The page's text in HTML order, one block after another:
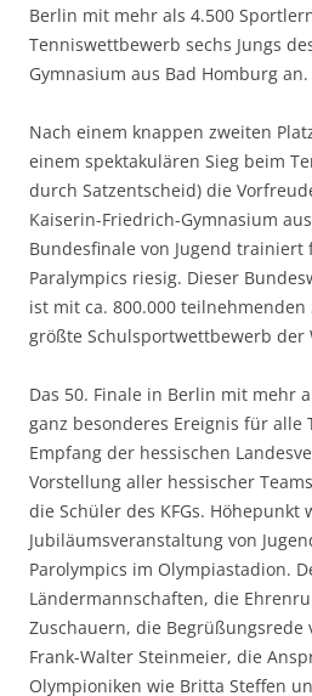
Berlin mit mehr als 4.500
Tenniswettbewerb sechs Jungs
Gymnasium aus Bad Homburg an.
Nach einem knappen zweiten
einem spektakulären Sieg beim
durch Satzentscheid) die
Kaiserin-Friedrich-Gymnasium
Bundesfinale von Jugend trainiert
Paralympics riesig. Dieser
ist mit ca. 800.000
größte Schulsportwettbewerb der
Das 50. Finale in Berlin mit mehr
ganz besonderes Ereignis für alle
Empfang der hessischen
Vorstellung aller hessischer
die Schüler des KFGs. Höhepunkt
Jubiläumsveranstaltung von
Parolympics im Olympiastadion.
Ländermannschaften, die
Zuschauern, die Begrüßungsrede
Frank-Walter Steinmeier, die
Olympioniken wie Britta Steffen